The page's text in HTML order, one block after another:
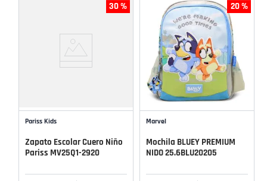
30 %
Pariss Kids
Zapato Escolar Cuero Niño
Pariss MV25Q1-2920
20 %
Marvel
Mochila BLUEY PREMIUM
NIDO 25.6BLU20205